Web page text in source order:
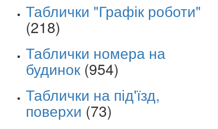
Таблички "Графік роботи"
(218)
Таблички номера на
будинок (954)
Таблички на під'їзд,
поверхи (73)